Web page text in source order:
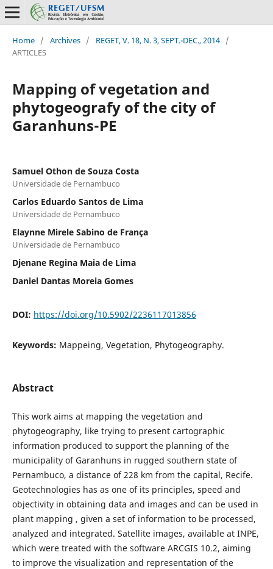
Home / Archives / REGET, V. 18, N. 3, SEPT.-DEC., 2014 /
ARTICLES
Mapping of vegetation and
phytogeografy of the city of
Garanhuns-PE
Samuel Othon de Souza Costa
Universidade de Pernambuco
Carlos Eduardo Santos de Lima
Universidade de Pernambuco
Elaynne Mirele Sabino de França
Universidade de Pernambuco
Djenane Regina Maia de Lima
Daniel Dantas Moreia Gomes
DOI: https://doi.org/10.5902/2236117013856
Keywords: Mappeing, Vegetation, Phytogeography.
Abstract
This work aims at mapping the vegetation and
phytogeography, like trying to present cartographic
information produced to support the planning of the
municipality of Garanhuns in rugged southern state of
Pernambuco, a distance of 228 km from the capital, Recife.
Geotechnologies has as one of its principles, speed and
objectivity in obtaining data and images and can be used in
plant mapping , given a set of information to be processed,
analyzed and integrated. Satellite images, available at INPE,
which were treated with the software ARCGIS 10.2, aiming
to improve the visualization and representation of the